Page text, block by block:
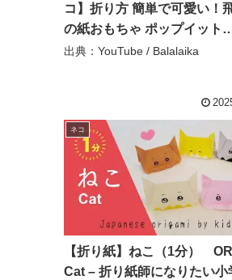
コ】折り方 簡単で可愛い！
の紙おもちゃ ポップイット
◇Origami paper craft
出典：YouTube / Balalaika
ネコ
【折り紙】ねこ（1分）
Cat – 折り紙師になりたい